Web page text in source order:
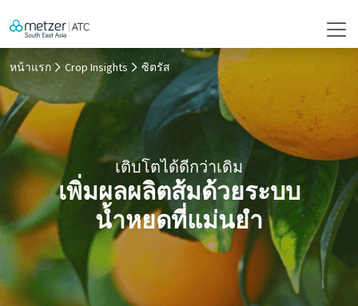
หน้าแรก Crop Insights ซิตรัส
เติบโตได้ดีกว่าเดิม
เพิ่มผลผลิตส้มด้วยระบบ
น้ำหยดที่แม่นยำ